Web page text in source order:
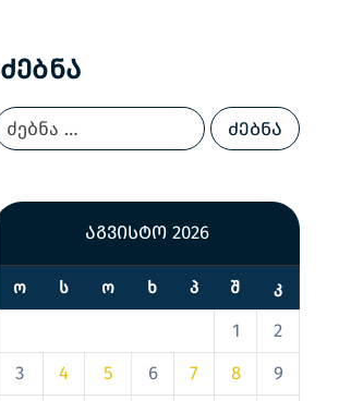
Ძებნა
აგვისტო 2026
Ო Ს Ო Ხ Პ Შ Კ
1
2
3
4 5 6 7 8
9